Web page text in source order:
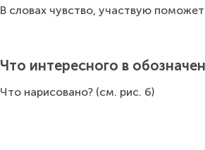
В словах чувство, участвую
Что интересного в
Что нарисовано? (см. рис. 6)